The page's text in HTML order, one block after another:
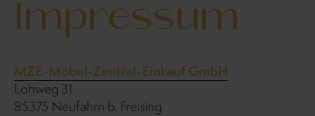
Impressum
MZE-Möbel-Zentral-Einkauf GmbH
Lohweg 31
85375 Neufahrn b. Freising